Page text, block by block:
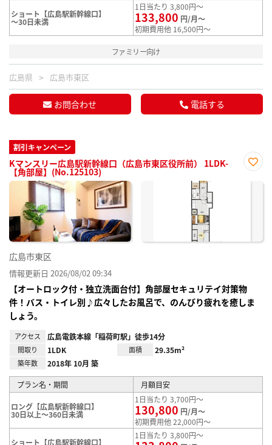
ショート【広島駅新幹線口】
～30日未満
1日当たり 3,800円～
133,800 円/月～
初期費用他 16,500円～
ファミリー向け
広島県 広島市東区
お問合わせ 電話する
割引キャンペーン
Kマンスリー広島駅新幹線口（広島市東区役所前） 1LDK-
【角部屋】(No.125103)
に入
広島市東区
情報更新日 2026/08/02 09:34
【オートロック付・独立洗面台付】角部屋セキュリテイ対策物
件！バス・トイレ別♪広々したお風呂で、のんびり疲れを癒しま
しょう。
アクセス 広島電鉄本線「稲荷町駅」徒歩14分
間取り 1LDK 面積 29.35m²
築年数 2018年 10月 築
プラン名・期間 月額目安
ロング【広島駅新幹線口】
30日以上～360日未満
1日当たり 3,700円～
130,800 円/月～
初期費用他 22,000円～
ショート【広島駅新幹線口】
1日当たり 3,800円～